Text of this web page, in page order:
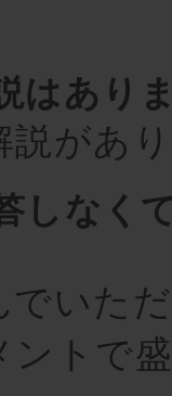
はあり
説があ
しなく
でいた
ントで